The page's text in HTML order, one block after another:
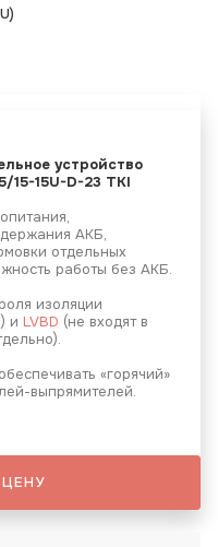
устройство
15U-D-23 TKI
АКБ,
отдельных
работы без АКБ.
изоляции
) и LVBD (не входят в
«горячий»
выпрямителей.